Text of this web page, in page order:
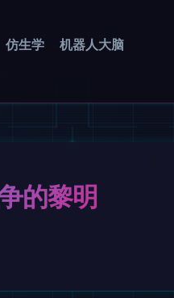
仿生学 机器人大脑
的黎明